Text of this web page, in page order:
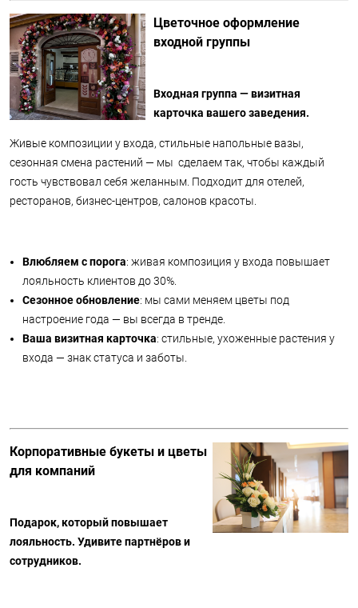
Цветочное оформление
входной группы
Входная группа — визитная
карточка вашего заведения.
Живые композиции у входа, стильные напольные вазы,
сезонная смена растений — мы сделаем так, чтобы каждый
гость чувствовал себя желанным. Подходит для отелей,
ресторанов, бизнес-центров, салонов красоты.
Влюбляем с порога: живая композиция у входа повышает
лояльность клиентов до 30%.
Сезонное обновление: мы сами меняем цветы под
настроение года — вы всегда в тренде.
Ваша визитная карточка: стильные, ухоженные растения у
входа — знак статуса и заботы.
Корпоративные букеты и цветы
для компаний
Подарок, который повышает
лояльность. Удивите партнёров и
сотрудников.